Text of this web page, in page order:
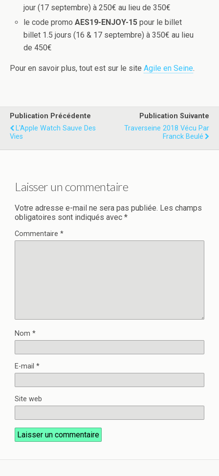
jour (17 septembre) à 250€ au lieu de 350€
le codepromo AES19-ENJOY-15 pour le billet
billet 1.5 jours (16 & 17 septembre) à 350€ au lieu
de 450€
Pour en savoir plus, tout est sur le site Agile en Seine.
Publication Précédente
L'Apple Watch Sauve Des
Vies
Publication Suivante
Traverseine 2018 Vécu Par
Franck Beulé
Laisser un commentaire
Votre adresse e-mail ne sera pas publiée. Les champs
obligatoires sont indiqués avec *
Commentaire *
Nom *
E-mail *
Site web